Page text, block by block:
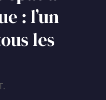
: l’un
les